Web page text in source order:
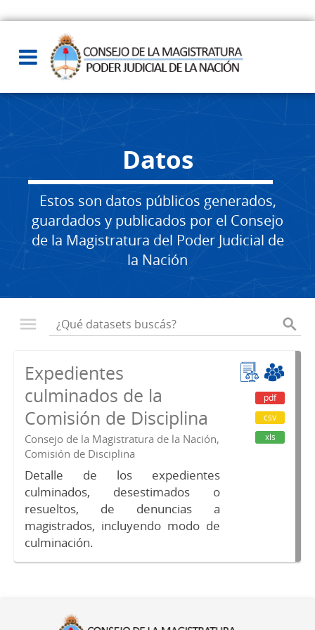
Datos
Estos son datos públicos generados,
guardados y publicados por el Consejo
de la Magistratura del Poder Judicial de
la Nación
Expedientes
culminados de la
Comisión de Disciplina
Consejo de la Magistratura de la Nación,
Comisión de Disciplina
Detalle de los expedientes
culminados, desestimados o
resueltos, de denuncias a
magistrados, incluyendo modo de
culminación.
pdf
csv
xls